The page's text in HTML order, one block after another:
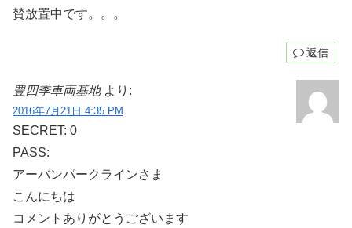
賛放置中です。。。
返信
豊四季車両基地 より:
2016年7月21日 4:35 PM
SECRET: 0
PASS:
アーバンパークラインさま
こんにちは
コメントありがとうございます